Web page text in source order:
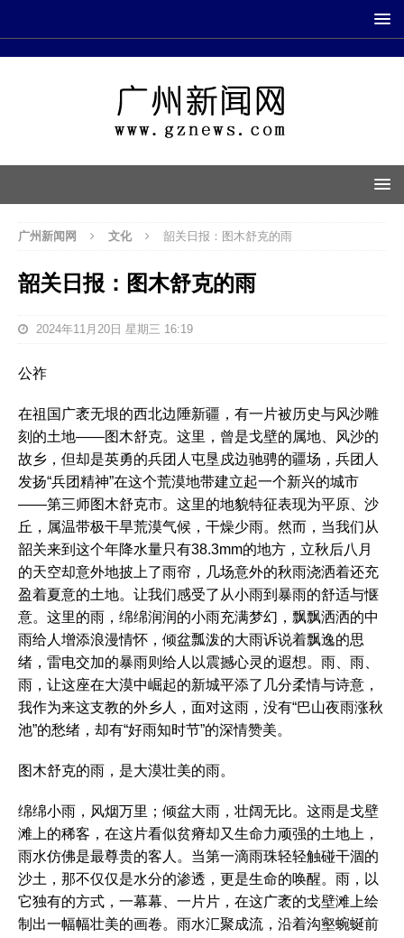
广州新闻网 文化 韶关日报：图木舒克的雨
韶关日报：图木舒克的雨
2024年11月20日 星期三 16:19
公祚
在祖国广袤无垠的西北边陲新疆，有一片被历史与风沙雕
刻的土地——图木舒克。这里，曾是戈壁的属地、风沙的
故乡，但却是英勇的兵团人屯垦戍边驰骋的疆场，兵团人
发扬“兵团精神”在这个荒漠地带建立起一个新兴的城市
——第三师图木舒克市。这里的地貌特征表现为平原、沙
丘，属温带极干旱荒漠气候，干燥少雨。然而，当我们从
韶关来到这个年降水量只有38.3mm的地方，立秋后八月
的天空却意外地披上了雨帘，几场意外的秋雨浇洒着还充
盈着夏意的土地。让我们感受了从小雨到暴雨的舒适与惬
意。这里的雨，绵绵润润的小雨充满梦幻，飘飘洒洒的中
雨给人增添浪漫情怀，倾盆瓢泼的大雨诉说着飘逸的思
绪，雷电交加的暴雨则给人以震撼心灵的遐想。雨、雨、
雨，让这座在大漠中崛起的新城平添了几分柔情与诗意，
我作为来这支教的外乡人，面对这雨，没有“巴山夜雨涨秋
池”的愁绪，却有“好雨知时节”的深情赞美。
图木舒克的雨，是大漠壮美的雨。
绵绵小雨，风烟万里；倾盆大雨，壮阔无比。这雨是戈壁
滩上的稀客，在这片看似贫瘠却又生命力顽强的土地上，
雨水仿佛是最尊贵的客人。当第一滴雨珠轻轻触碰干涸的
沙土，那不仅仅是水分的渗透，更是生命的唤醒。雨，以
它独有的方式，一幕幕、一片片，在这广袤的戈壁滩上绘
制出一幅幅壮美的画卷。雨水汇聚成流，沿着沟壑蜿蜒前